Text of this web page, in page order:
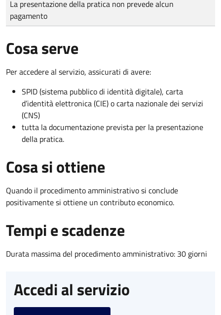
La presentazione della pratica non prevede alcun
pagamento
Cosa serve
Per accedere al servizio, assicurati di avere:
SPID (sistema pubblico di identità digitale), carta
d’identità elettronica (CIE) o carta nazionale dei servizi
(CNS)
tutta la documentazione prevista per la presentazione
della pratica.
Cosa si ottiene
Quando il procedimento amministrativo si conclude
positivamente si ottiene un contributo economico.
Tempi e scadenze
Durata massima del procedimento amministrativo: 30 giorni
Accedi al servizio